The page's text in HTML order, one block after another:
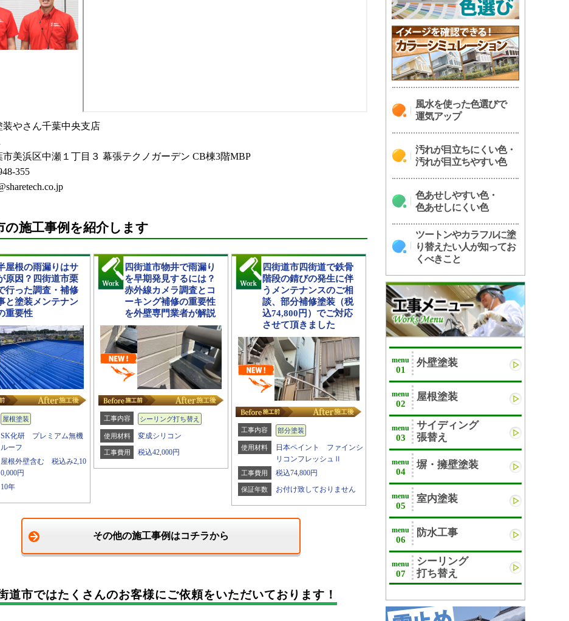
装やさん千葉中央支店
市美浜区中瀬１丁目３ 幕張テクノガーデン CB棟3階MBP
355
の施工事例を紹介します
屋根の雨漏りはサ
原因？四街道市栗
行った調査・補修
と塗装メンテナン
重要性
屋根塗装
SK化研 プレミアム無機
ルーフ
屋根外壁含む 税込み2,10
0,000円
10年
四街道市物井で雨漏り
を早期発見するには？
赤外線カメラ調査とコ
ーキング補修の重要性
を外壁専門業者が解説
工事内容 シーリング打ち替え
使用材料 変成シリコン
工事費用 税込42,000円
四街道市四街道で鉄骨
階段の錆びの発生に伴
うメンテナンスのご相
談、部分補修塗装（税
込74,800円）でご対応
させて頂きました
工事内容 部分塗装
使用材料
日本ペイント ファインシ
リコンフレッシュⅡ
工事費用 税込74,800円
保証年数 お付け致しておりません
その他の施工事例はコチラから
道市ではたくさんのお客様にご依頼をいただいております！
風水を使った色選びで
運気アップ
汚れが目立ちにくい色・
汚れが目立ちやすい色
色あせしやすい色・
色あせしにくい色
ツートンやカラフルに塗
り替えたい人が知ってお
くべきこと
menu
01
外壁塗装
menu
02
屋根塗装
menu
03
サイディング
張替え
menu
04
塀・擁壁塗装
menu
05
室内塗装
menu
06
防水工事
menu
07
シーリング
打ち替え